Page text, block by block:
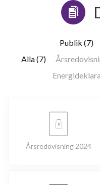
Publik (7)
Alla (7)
Årsredovisning 2024